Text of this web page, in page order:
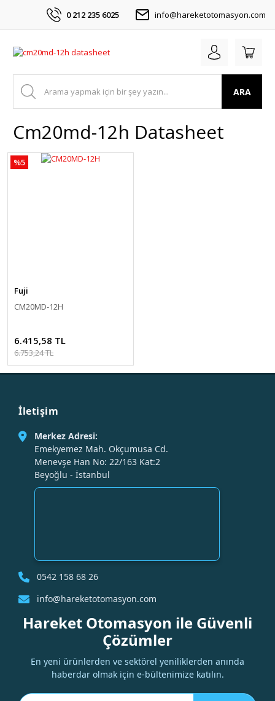
0 212 235 6025 info@hareketotomasyon.com
ARA
Cm20md-12h Datasheet
%5
Fuji
CM20MD-12H
6.415,58 TL
6.753,24 TL
İletişim
Merkez Adresi:
Emekyemez Mah. Okçumusa Cd.
Menevşe Han No: 22/163 Kat:2
Beyoğlu - İstanbul
0542 158 68 26
info@hareketotomasyon.com
Hareket Otomasyon ile Güvenli
Çözümler
En yeni ürünlerden ve sektörel yeniliklerden anında
haberdar olmak için e-bültenimize katılın.